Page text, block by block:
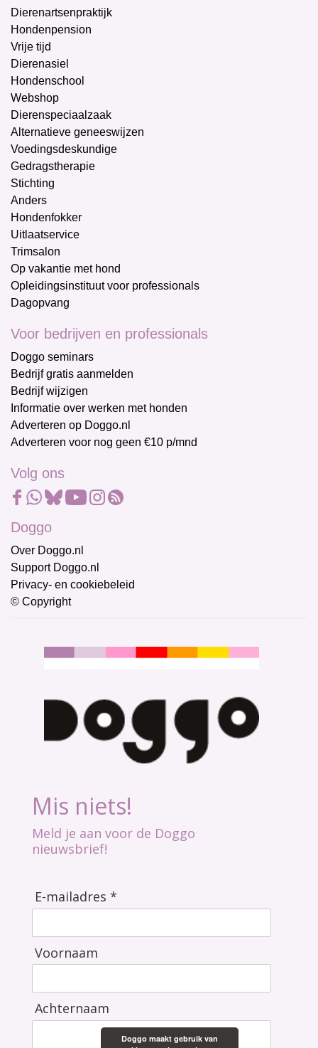
Dierenartsenpraktijk
Hondenpension
Vrije tijd
Dierenasiel
Hondenschool
Webshop
Dierenspeciaalzaak
Alternatieve geneeswijzen
Voedingsdeskundige
Gedragstherapie
Stichting
Anders
Hondenfokker
Uitlaatservice
Trimsalon
Op vakantie met hond
Opleidingsinstituut voor professionals
Dagopvang
Voor bedrijven en professionals
Doggo seminars
Bedrijf gratis aanmelden
Bedrijf wijzigen
Informatie over werken met honden
Adverteren op Doggo.nl
Adverteren voor nog geen €10 p/mnd
Volg ons
Doggo
Over Doggo.nl
Support Doggo.nl
Privacy- en cookiebeleid
© Copyright
Mis niets!
Meld je aan voor de Doggo
nieuwsbrief!
E-mailadres *
Voornaam
Achternaam
Doggo maakt gebruik van